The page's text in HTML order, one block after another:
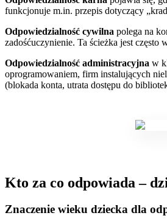
funkcjonuje m.in. przepis dotyczący
Odpowiedzialność cywilna polega na
zadośćuczynienie. Ta ścieżka jest
Odpowiedzialność administracyjna w
oprogramowaniem, firm instalujących
(blokada konta, utrata dostępu do
Kto za co odpowiada –
Znaczenie wieku dziecka dla